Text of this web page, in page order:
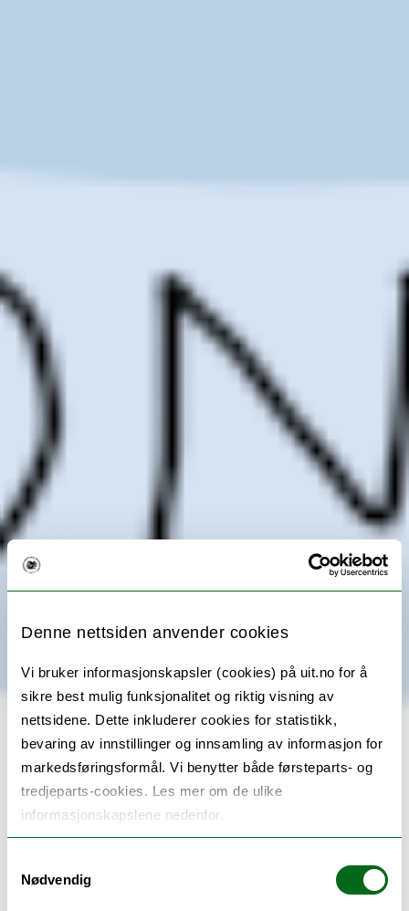
Denne nettsiden anvender cookies
Vi bruker informasjonskapsler (cookies) på uit.no for å
sikre best mulig funksjonalitet og riktig visning av
nettsidene. Dette inkluderer cookies for statistikk,
bevaring av innstillinger og innsamling av informasjon for
markedsføringsformål. Vi benytter både førsteparts- og
tredjeparts-cookies. Les mer om de ulike
informasjonskapslene nedenfor.
Nødvendig